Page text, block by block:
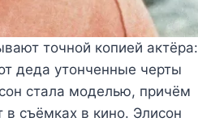
точной копией актёра:
деда утонченные черты
стала моделью, причём
съёмках в кино. Элисон